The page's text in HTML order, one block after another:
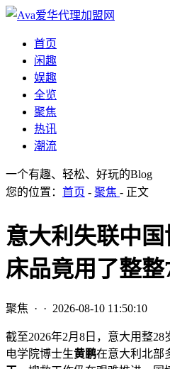
首页
闲趣
娱趣
全览
聚焦
热讯
潮流
一个有趣、轻松、好玩的Blog
您的位置： 首页 - 聚焦 - 正文
意大利失联中
床品竟用了整整
聚焦 · · 2026-08-10 11:50:10
截至2026年2月8日，意大用整
电学院博士生黄鹏在意大利北部